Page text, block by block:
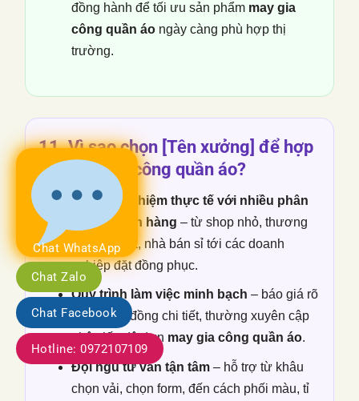
Chat WhatsApp
Chat Zalo
Chat Facebook
Hotline: 0972107109
đồng hành để tối ưu sản phẩm may gia
công quần áongày càng phù hợp thị
trường.
11. Vì sao chọn [Tên xưởng] để hợp
tác
May gia công quần áo?
Có kinh nghiệm thực tế với nhiều phân
khúc khách hàng – từ shop nhỏ, thương
hiệu nội địa, nhà bán sỉ tới các doanh
nghiệp đặt đồng phục.
Quy trình làm việc minh bạch – báo giá rõ
ràng, hợp đồng chi tiết, thường xuyên cập
nhật tiến độ đơn may gia công quần áo.
Đội ngũ tư vấn tận tâm– hỗ trợ từ khâu
chọn vải, chọn form, đến cách phối màu, tỉ